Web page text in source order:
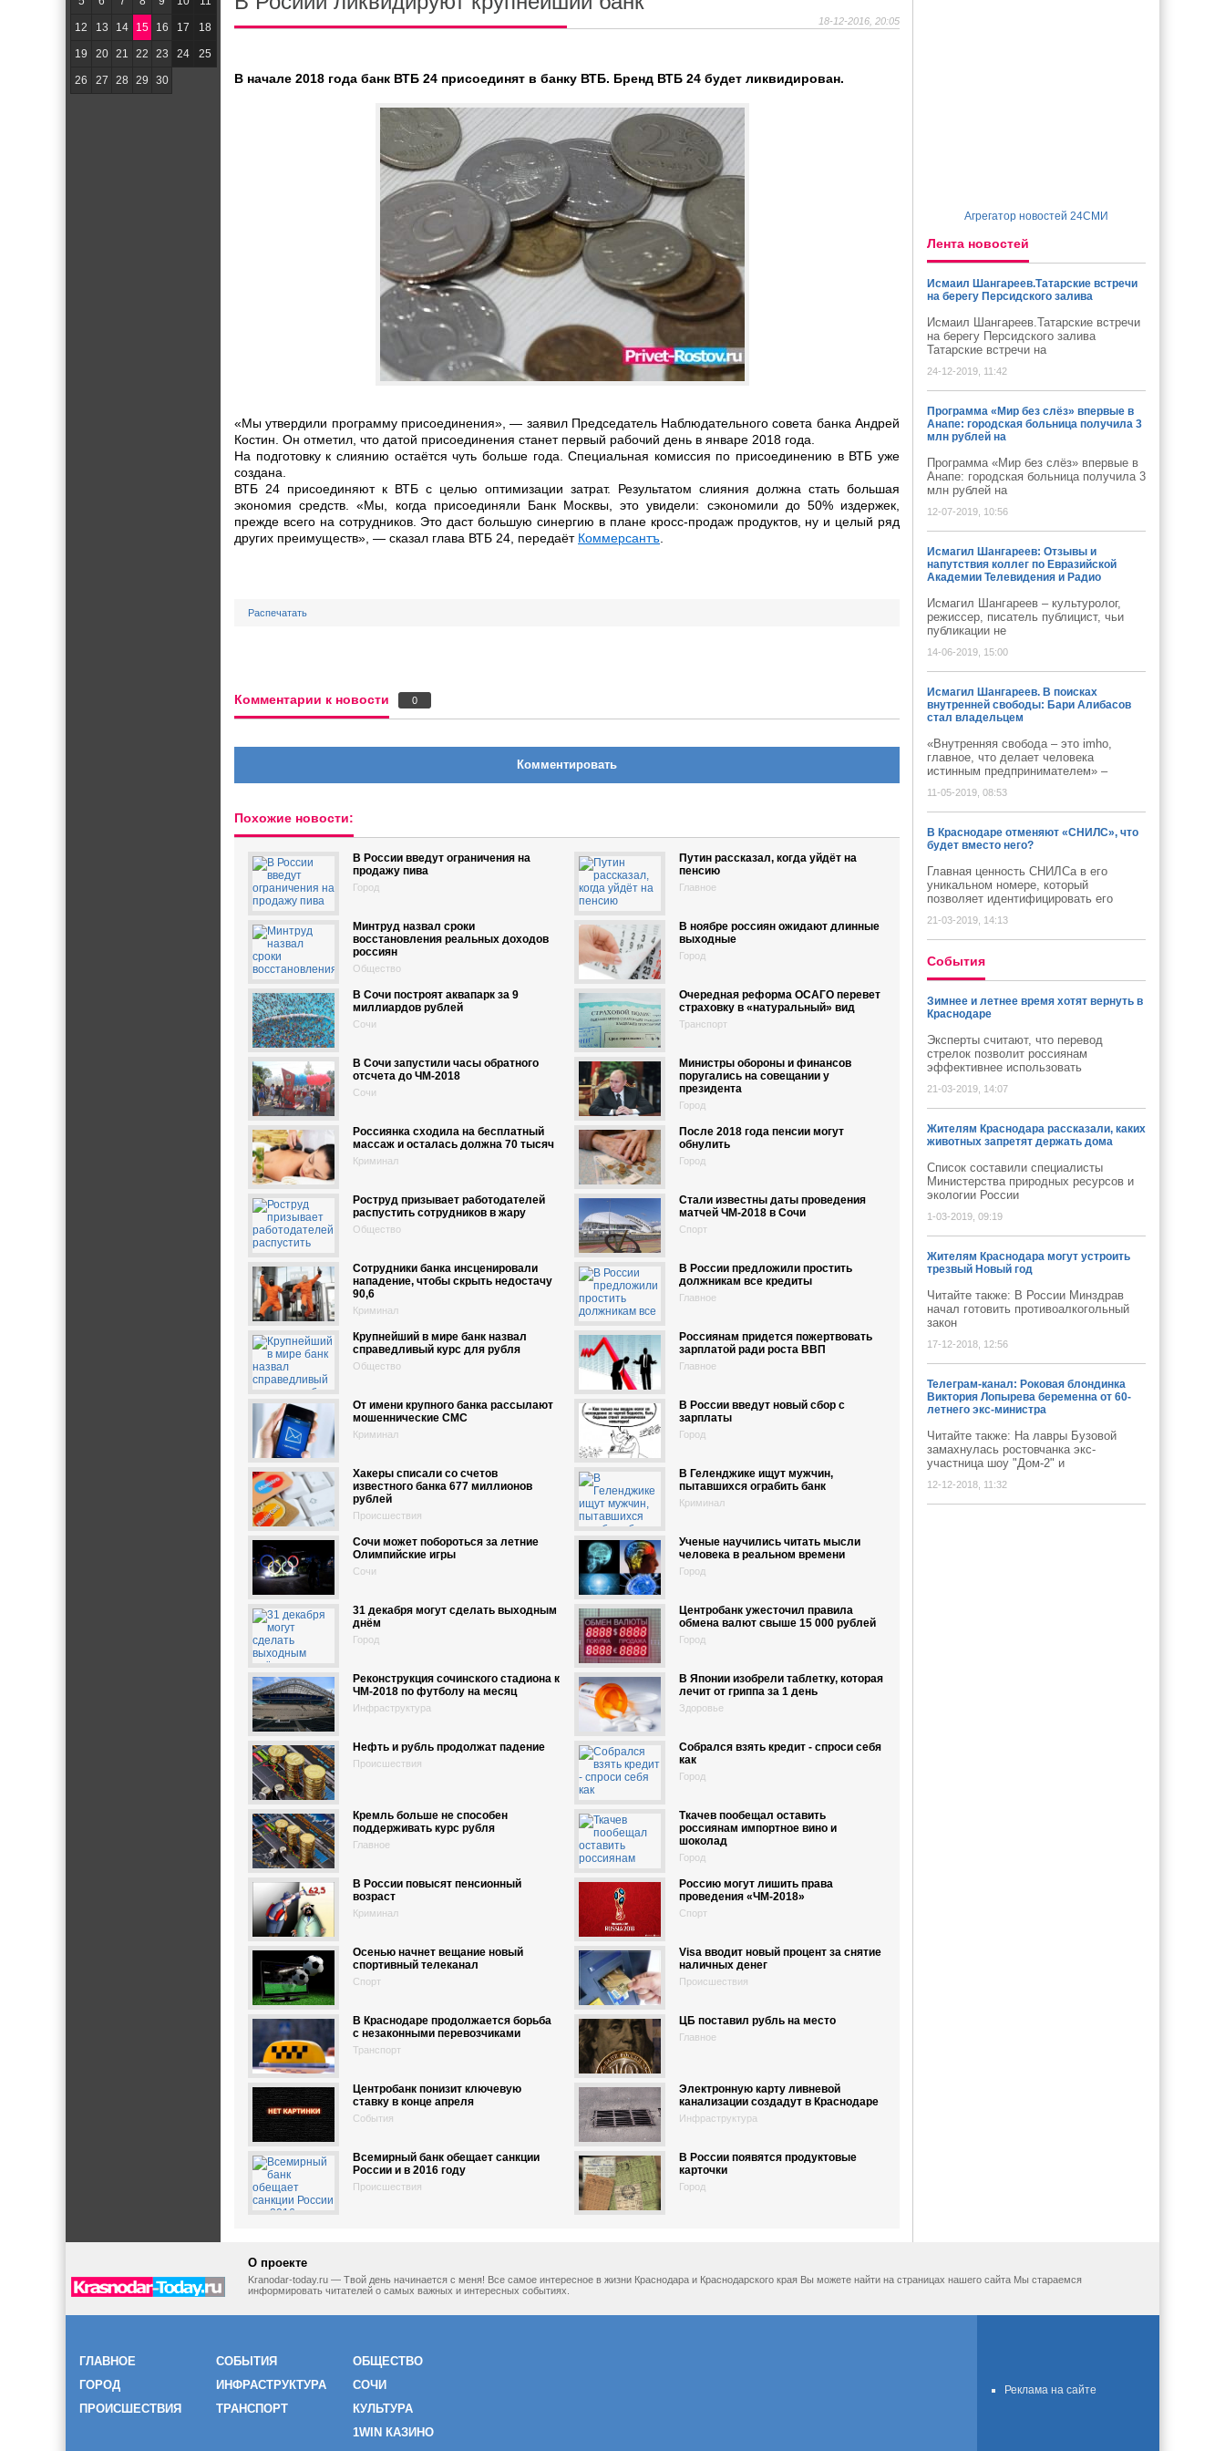
18-12-2016, 20:05
В начале 2018 года банк ВТБ 24 присоединят в банку ВТБ. Бренд ВТБ 24 будет ликвидирован.
«Мы утвердили программу присоединения», — заявил Председатель Наблюдательного совета банка Андрей
Костин. Он отметил, что датой присоединения станет первый рабочий день в январе 2018 года.
На подготовку к слиянию остаётся чуть больше года. Специальная комиссия по присоединению в ВТБ уже
создана.
ВТБ 24 присоединяют к ВТБ с целью оптимизации затрат. Результатом слияния должна стать большая
экономия средств. «Мы, когда присоединяли Банк Москвы, это увидели: сэкономили до 50% издержек,
прежде всего на сотрудников. Это даст большую синергию в плане кросс-продаж продуктов, ну и целый ряд
других преимуществ», — сказал глава ВТБ 24, передаёт Коммерсантъ
Распечатать
Комментарии к новости 0
Комментировать
Похожие новости:
В России введут ограничения на
продажу пива
Город
Путин рассказал, когда уйдёт на
пенсию
Главное
Минтруд назвал сроки
восстановления реальных доходов
россиян
Общество
В ноябре россиян ожидают длинные
выходные
Город
В Сочи построят аквапарк за 9
миллиардов рублей
Сочи
Очередная реформа ОСАГО перевет
страховку в «натуральный» вид
Транспорт
В Сочи запустили часы обратного
отсчета до ЧМ-2018
Сочи
Министры обороны и финансов
поругались на совещании у
президента
Город
Россиянка сходила на бесплатный
массаж и осталась должна 70 тысяч
Криминал
После 2018 года пенсии могут
обнулить
Город
Роструд призывает работодателей
распустить сотрудников в жару
Общество
Стали известны даты проведения
матчей ЧМ-2018 в Сочи
Спорт
Сотрудники банка инсценировали
нападение, чтобы скрыть недостачу
90,6
Криминал
В России предложили простить
должникам все кредиты
Главное
Крупнейший в мире банк назвал
справедливый курс для рубля
Общество
Россиянам придется пожертвовать
зарплатой ради роста ВВП
Главное
От имени крупного банка рассылают
мошеннические СМС
Криминал
В России введут новый сбор с
зарплаты
Город
Хакеры списали со счетов
известного банка 677 миллионов
рублей
Происшествия
В Геленджике ищут мужчин,
пытавшихся ограбить банк
Криминал
Сочи может побороться за летние
Олимпийские игры
Сочи
Ученые научились читать мысли
человека в реальном времени
Город
31 декабря могут сделать выходным
днём
Город
Центробанк ужесточил правила
обмена валют свыше 15 000 рублей
Город
Реконструкция сочинского стадиона к
ЧМ-2018 по футболу на месяц
Инфраструктура
В Японии изобрели таблетку, которая
лечит от гриппа за 1 день
Здоровье
Нефть и рубль продолжат падение
Происшествия
Собрался взять кредит - спроси себя
как
Город
Кремль больше не способен
поддерживать курс рубля
Главное
Ткачев пообещал оставить
россиянам импортное вино и
шоколад
Город
В России повысят пенсионный
возраст
Криминал
Россию могут лишить права
проведения «ЧМ-2018»
Спорт
Осенью начнет вещание новый
спортивный телеканал
Спорт
Visa вводит новый процент за снятие
наличных денег
Происшествия
В Краснодаре продолжается борьба
с незаконными перевозчиками
Транспорт
ЦБ поставил рубль на место
Главное
Центробанк понизит ключевую
ставку в конце апреля
События
Электронную карту ливневой
канализации создадут в Краснодаре
Инфраструктура
Всемирный банк обещает санкции
России и в 2016 году
Происшествия
В России появятся продуктовые
карточки
Город
12 13 14 15 16 17 18
19 20 21 22 23 24 25
26 27 28 29 30
Агрегатор новостей 24СМИ
Лента новостей
Исмаил Шангареев.Татарские встречи
на берегу Персидского залива
Исмаил Шангареев.Татарские встречи
на берегу Персидского залива
Татарские встречи на
24-12-2019, 11:42
Программа «Мир без слёз» впервые в
Анапе: городская больница получила 3
млн рублей на
Программа «Мир без слёз» впервые в
Анапе: городская больница получила 3
млн рублей на
12-07-2019, 10:56
Исмагил Шангареев: Отзывы и
напутствия коллег по Евразийской
Академии Телевидения и Радио
Исмагил Шангареев – культуролог,
режиссер, писатель публицист, чьи
публикации не
14-06-2019, 15:00
Исмагил Шангареев. В поисках
внутренней свободы: Бари Алибасов
стал владельцем
«Внутренняя свобода – это imho,
главное, что делает человека
истинным предпринимателем» –
11-05-2019, 08:53
В Краснодаре отменяют «СНИЛС», что
будет вместо него?
Главная ценность СНИЛСа в его
уникальном номере, который
позволяет идентифицировать его
21-03-2019, 14:13
Cобытия
Зимнее и летнее время хотят вернуть в
Краснодаре
Эксперты считают, что перевод
стрелок позволит россиянам
эффективнее использовать
21-03-2019, 14:07
Жителям Краснодара рассказали, каких
животных запретят держать дома
Список составили специалисты
Министерства природных ресурсов и
экологии России
1-03-2019, 09:19
Жителям Краснодара могут устроить
трезвый Новый год
Читайте также: В России Минздрав
начал готовить противоалкогольный
закон
17-12-2018, 12:56
Телеграм-канал: Роковая блондинка
Виктория Лопырева беременна от 60-
летнего экс-министра
Читайте также: На лавры Бузовой
замахнулась ростовчанка экс-
участница шоу "Дом-2" и
12-12-2018, 11:32
О проекте
Kranodar-today.ru — Твой день начинается с меня! Все самое интересное в жизни Краснодара и Краснодарского края Вы можете найти на страницах нашего сайта Мы стараемся
информировать читателей о самых важных и интересных событиях.
ГЛАВНОЕ
ГОРОД
ПРОИСШЕСТВИЯ
СОБЫТИЯ
ИНФРАСТРУКТУРА
ТРАНСПОРТ
ОБЩЕСТВО
СОЧИ
КУЛЬТУРА
1WIN КАЗИНО
Реклама на сайте